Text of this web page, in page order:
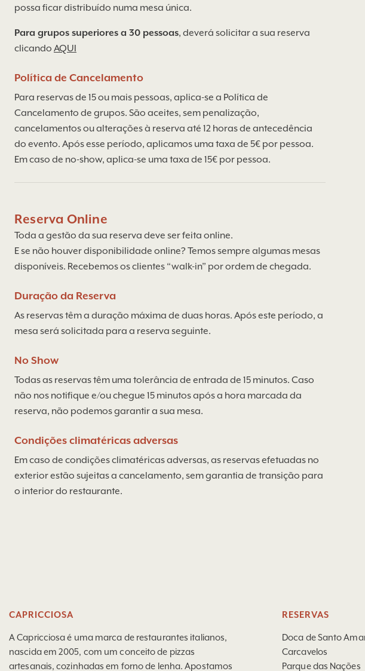
possa ficar distribuído numa mesa única.
Para grupos superiores a 30 pessoas, deverá solicitar a sua reserva
clicando AQUI
Política de Cancelamento
Para reservas de 15 ou mais pessoas, aplica-se a Política de
Cancelamento de grupos. São aceites, sem penalização,
cancelamentos ou alterações à reserva até 12 horas de antecedência
do evento. Após esse período, aplicamos uma taxa de 5€ por pessoa.
Em caso de no-show, aplica-se uma taxa de 15€ por pessoa.
Reserva Online
Toda a gestão da sua reserva deve ser feita online.
E se não houver disponibilidade online? Temos sempre algumas mesas
disponíveis. Recebemos os clientes “walk-in” por ordem de chegada.
Duração da Reserva
As reservas têm a duração máxima de duas horas. Após este período, a
mesa será solicitada para a reserva seguinte.
No Show
Todas as reservas têm uma tolerância de entrada de 15 minutos. Caso
não nos notifique e/ou chegue 15 minutos após a hora marcada da
reserva, não podemos garantir a sua mesa.
Condições climatéricas adversas
Em caso de condições climatéricas adversas, as reservas efetuadas no
exterior estão sujeitas a cancelamento, sem garantia de transição para
o interior do restaurante.
CAPRICCIOSA
A Capricciosa é uma marca de restaurantes italianos,
nascida em 2005, com um conceito de pizzas
artesanais, cozinhadas em forno de lenha. Apostamos
RESERVAS
Doca de Santo
Carcavelos
Parque das Nações